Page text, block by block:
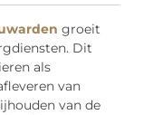
groeit
Dit
als
van
van de